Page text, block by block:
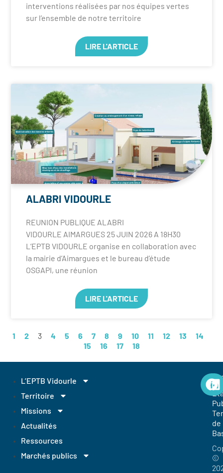
interventions réalisées par nos équipes vertes
sur l’ensemble de notre territoire
LIRE L'ARTICLE
ALABRI VIDOURLE
REUNION PUBLIQUE ALABRI
VIDOURLE AIMARGUES 25 JUIN 2026 A 18H30
L’EPTB VIDOURLE organise en collaboration avec
la mairie d’Aimargues et le bureau d’étude
OSGAPI, une réunion
LIRE L'ARTICLE
1 2 3 4 5 6 7 8 9 10 11 12 13
14
15
16 17 18
L’EPTB Vidourle
Territoire
Missions
Actualités
Ressources
Marchés publics
de
©